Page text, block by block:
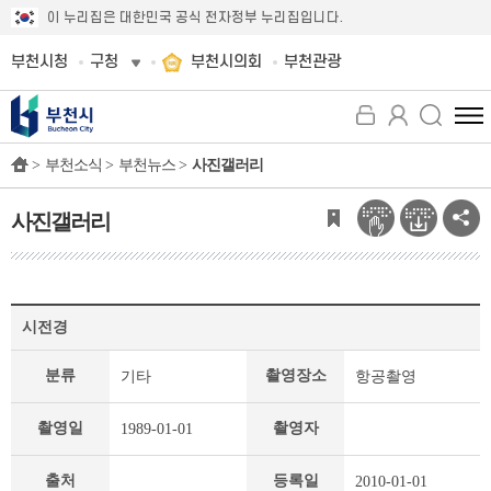
이 누리집은 대한민국 공식 전자정부 누리집입니다.
부천시청 구청 부천시의회 부천관광
전
체
뉴
보
기
> 부천소식 > 부천뉴스 > 사진갤러리
사진갤러리
진
리
시전경
분류 기타 촬영장소 항공촬영
촬영일 1989-01-01 촬영자
출처 등록일 2010-01-01